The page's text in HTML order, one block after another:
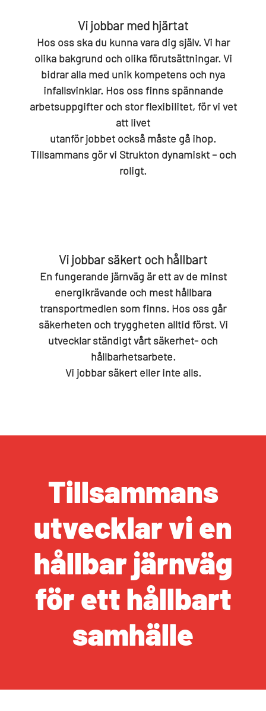
Vi jobbar med hjärtat
Hos oss ska du kunna vara dig själv. Vi har
olika bakgrund och olika förutsättningar. Vi
bidrar alla med unik kompetens och nya
infallsvinklar. Hos oss finns spännande
arbetsuppgifter och stor flexibilitet, för vi vet
att livet
utanför jobbet också måste gå ihop.
Tillsammans gör vi Strukton dynamiskt – och
roligt.
Vi jobbar säkert och hållbart
En fungerande järnväg är ett av de minst
energikrävande och mest hållbara
transportmedlen som finns. Hos oss går
säkerheten och tryggheten alltid först. Vi
utvecklar ständigt vårt säkerhet- och
hållbarhetsarbete.
Vi jobbar säkert eller inte alls.
Tillsammans
utvecklar vi en
hållbar järnväg
för ett hållbart
samhälle